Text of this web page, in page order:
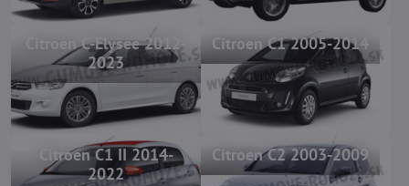
Citroen C-Elysee 2012-
2023
Citroen C1 2005-2014
Citroen C1 II 2014-
2022
Citroen C2 2003-2009